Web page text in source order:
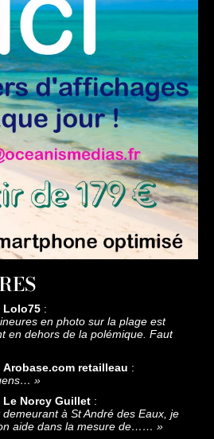
Lolo75 :
en photo sur la plage est
en dehors de la polémique. Faut
Arobase.com retailleau :
»
Le Norcy Guillet :
à St André des Eaux, je
aide dans la mesure de…… »